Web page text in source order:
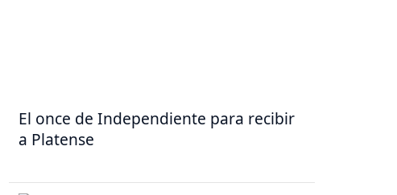
El once de Independiente para recibir
a Platense